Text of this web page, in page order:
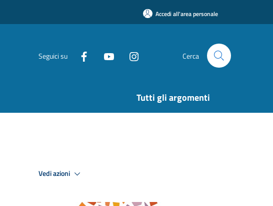
Accedi all'area personale
Seguici su Cerca
Tutti gli argomenti
Vedi azioni